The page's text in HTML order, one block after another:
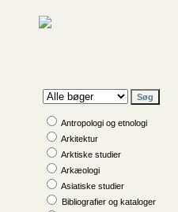
Antropologi og etnologi
Arkitektur
Arktiske studier
Arkæologi
Asiatiske studier
Bibliografier og kataloger